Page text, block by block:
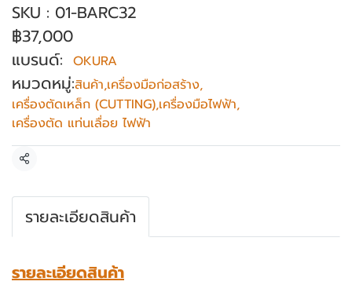
SKU : 01-BARC32
฿37,000
แบรนด์: OKURA
หมวดหมู่:สินค้า,เครื่องมือก่อสร้าง,
เครื่องตัดเหล็ก (CUTTING),เครื่องมือไฟฟ้า,
เครื่องตัด แท่นเลื่อย ไฟฟ้า
แชร์
รายละเอียดสินค้า
รายละเอียดสินค้า